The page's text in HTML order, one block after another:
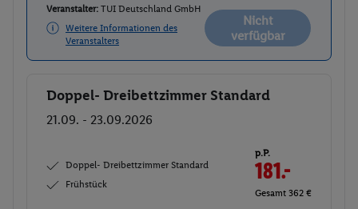
Veranstalter: TUI Deutschland GmbH
Weitere Informationen des
Veranstalters
Nicht
verfügbar
Buchen
Doppel- Dreibettzimmer Standard
21.09. - 23.09.2026
Doppel- Dreibettzimmer Standard
Frühstück
p.P.
181.-
Gesamt 362 €